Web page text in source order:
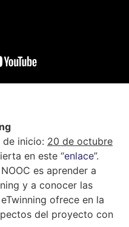
de inicio: 20 de octubre
en este “enlace”.
es aprender a
y a conocer las
ofrece en la
del proyecto con